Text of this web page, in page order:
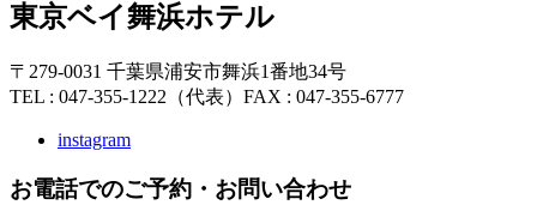
東京ベイ舞浜ホテル
〒279-0031 千葉県浦安市舞浜1番地34号
TEL : 047-355-1222（代表） FAX : 047-355-6777
instagram
お電話でのご予約・お問い合わせ